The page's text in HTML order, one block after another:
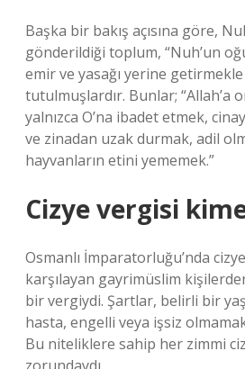
Başka bir bakış açısına göre,
gönderildiği toplum, “Nuh’un
emir ve yasağı yerine
tutulmuşlardır. Bunlar; “Allah’a
yalnızca O’na ibadet etmek,
ve zinadan uzak durmak, adil
hayvanların etini yememek.”
Cizye vergisi
Osmanlı İmparatorluğu’nda
karşılayan gayrimüslim
bir vergiydi. Şartlar, belirli bir
hasta, engelli veya işsiz
Bu niteliklere sahip her zimmi